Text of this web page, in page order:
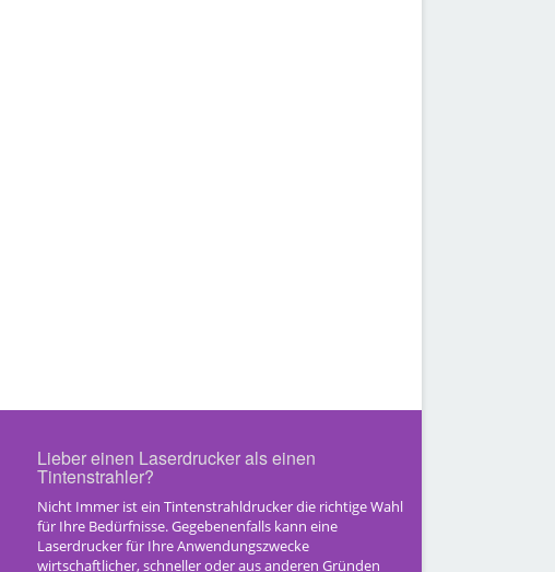
Lieber einen Laserdrucker als einen
Tintenstrahler?
Nicht Immer ist ein Tintenstrahldrucker die richtige Wahl
für Ihre Bedürfnisse. Gegebenenfalls kann eine
Laserdrucker für Ihre Anwendungszwecke
wirtschaftlicher, schneller oder aus anderen Gründen